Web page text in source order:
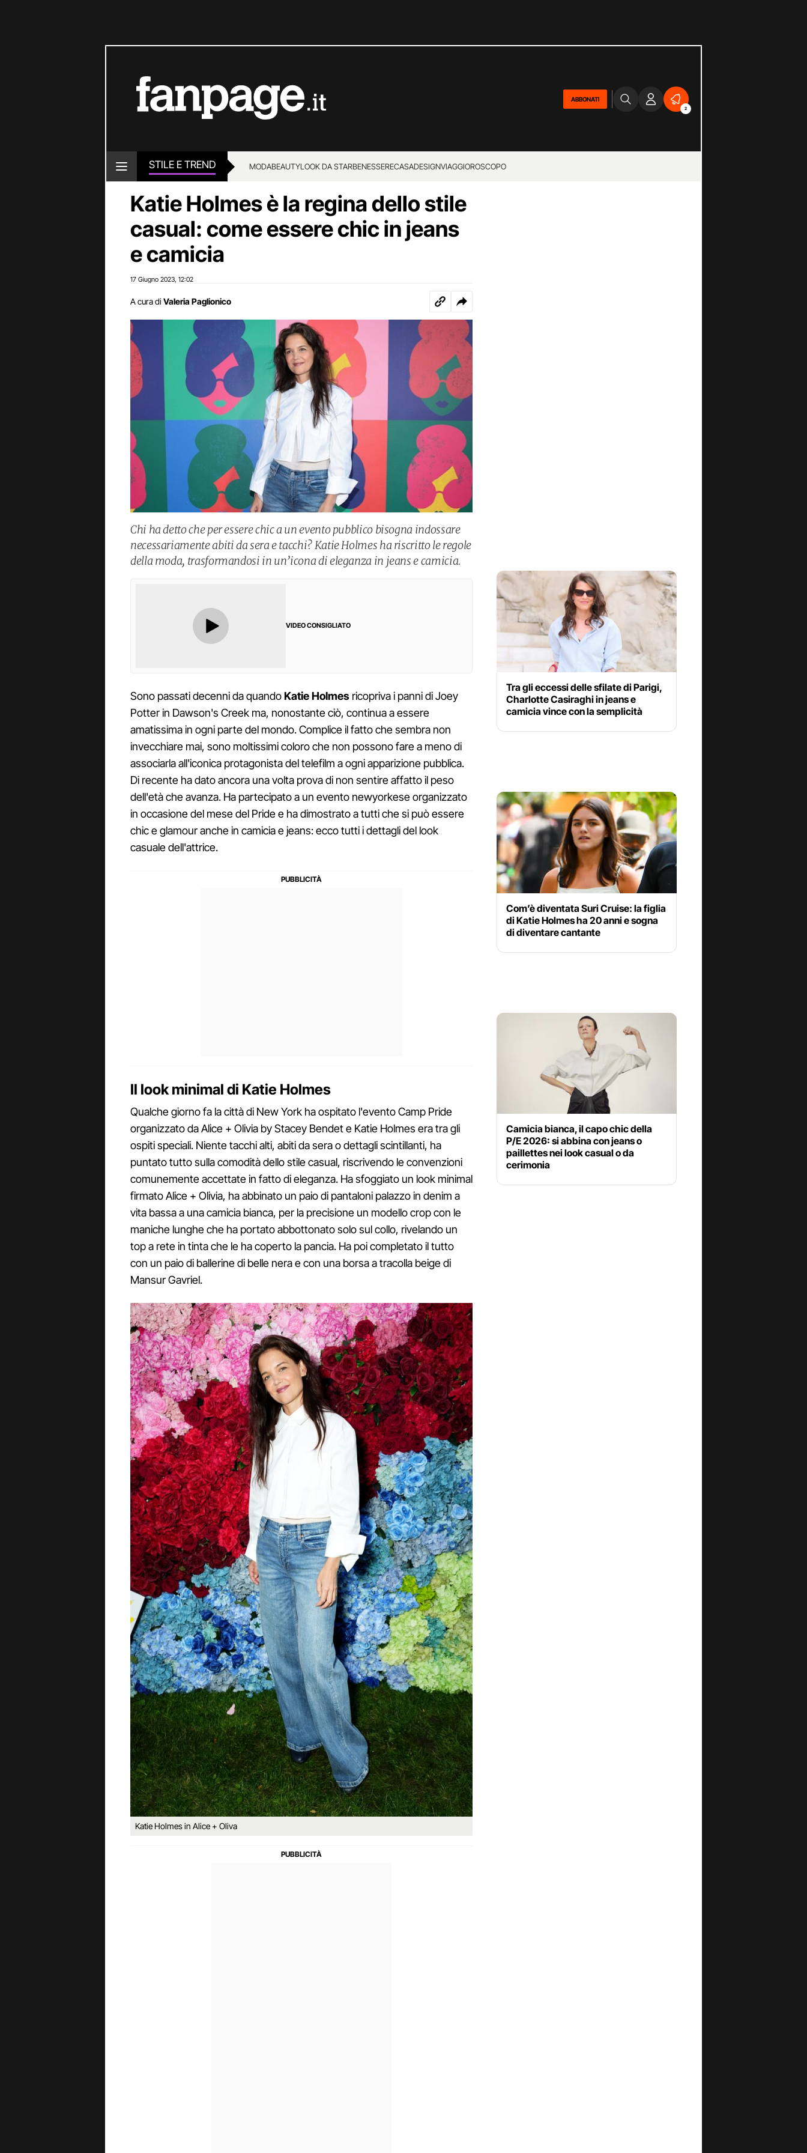
ABBONATI
2
STILE E TREND MODABEAUTYLOOK DA STARBENESSERECASADESIGNVIAGGIOROSCOPO
Katie Holmes è la regina dello stile
casual: come essere chic in jeans
e camicia
17 Giugno 2023 12:02
A cura di Valeria Paglionico
Chi ha detto che per essere chic a un evento pubblico bisogna indossare
necessariamente abiti da sera e tacchi? Katie Holmes ha riscritto le regole
della moda, trasformandosi in un’icona di eleganza in jeans e camicia.
VIDEO CONSIGLIATO
Sono passati decenni da quandoKatie Holmes ricopriva i panni di Joey
Potter in Dawson's Creek ma, nonostante ciò, continua a essere
amatissima in ogni parte del mondo. Complice il fatto che sembra non
invecchiare mai, sono moltissimi coloro che non possono fare a meno di
associarla all'iconica protagonista del telefilm a ogni apparizione pubblica.
Di recente ha dato ancora una volta prova di non sentire affatto il peso
dell'età che avanza. Ha partecipato a un evento newyorkese organizzato
in occasione del mese del Pride e ha dimostrato a tutti che si può essere
chic e glamour anche in camicia e jeans: ecco tutti i dettagli del look
casuale dell'attrice.
Il look minimal di Katie Holmes
Qualche giorno fa la città di New York ha ospitato l'evento Camp Pride
organizzato da Alice + Olivia by Stacey Bendet e Katie Holmes era tra gli
ospiti speciali. Niente tacchi alti, abiti da sera o dettagli scintillanti, ha
puntato tutto sulla comodità dello stile casual, riscrivendo le convenzioni
comunemente accettate in fatto di eleganza. Ha sfoggiato un look minimal
firmato Alice + Olivia, ha abbinato un paio di pantaloni palazzo in denim a
vita bassa a una camicia bianca, per la precisione un modello crop con le
maniche lunghe che ha portato abbottonato solo sul collo, rivelando un
top a rete in tinta che le ha coperto la pancia. Ha poi completato il tutto
con un paio di ballerine di belle nera e con una borsa a tracolla beige di
Mansur Gavriel.
Katie Holmes in Alice + Oliva
Tra gli eccessi delle sfilate di Parigi,
Charlotte Casiraghi in jeans e
camicia vince con la semplicità
Com’è diventata Suri Cruise: la figlia
di Katie Holmes ha 20 anni e sogna
di diventare cantante
Camicia bianca, il capo chic della
P/E 2026: si abbina con jeans o
paillettes nei look casual o da
cerimonia